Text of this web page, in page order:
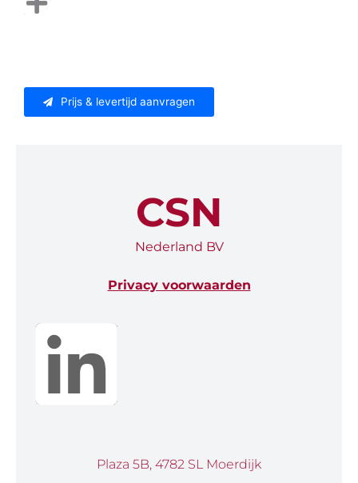
Prijs & levertijd aanvragen
CSN
Nederland BV
Privacy voorwaarden
Plaza 5B, 4782 SL Moerdijk